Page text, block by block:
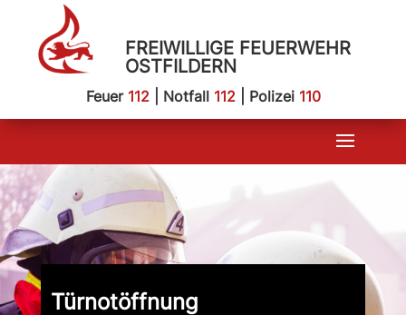
FREIWILLIGE FEUERWEHR
OSTFILDERN
Feuer 112| Notfall 112| Polizei 110
Türnotöffnung